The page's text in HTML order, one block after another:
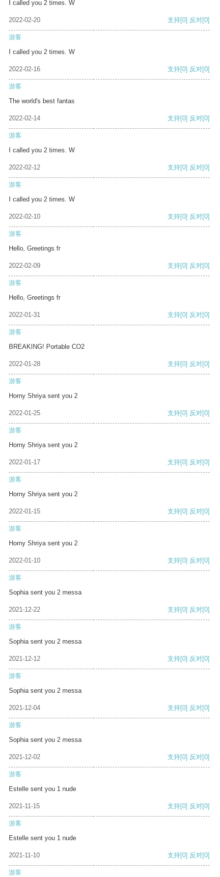
I called you 2 times. W
2022-02-20 支持[0] 反对[0]
游客
I called you 2 times. W
2022-02-16 支持[0] 反对[0]
游客
The world's best fantas
2022-02-14 支持[0] 反对[0]
游客
I called you 2 times. W
2022-02-12 支持[0] 反对[0]
游客
I called you 2 times. W
2022-02-10 支持[0] 反对[0]
游客
Hello, Greetings fr
2022-02-09 支持[0] 反对[0]
游客
Hello, Greetings fr
2022-01-31 支持[0] 反对[0]
游客
BREAKING! Portable CO2
2022-01-28 支持[0] 反对[0]
游客
Horny Shriya sent you 2
2022-01-25 支持[0] 反对[0]
游客
Horny Shriya sent you 2
2022-01-17 支持[0] 反对[0]
游客
Horny Shriya sent you 2
2022-01-15 支持[0] 反对[0]
游客
Horny Shriya sent you 2
2022-01-10 支持[0] 反对[0]
游客
Sophia sent you 2 messa
2021-12-22 支持[0] 反对[0]
游客
Sophia sent you 2 messa
2021-12-12 支持[0] 反对[0]
游客
Sophia sent you 2 messa
2021-12-04 支持[0] 反对[0]
游客
Sophia sent you 2 messa
2021-12-02 支持[0] 反对[0]
游客
Estelle sent you 1 nude
2021-11-15 支持[0] 反对[0]
游客
Estelle sent you 1 nude
2021-11-10 支持[0] 反对[0]
游客